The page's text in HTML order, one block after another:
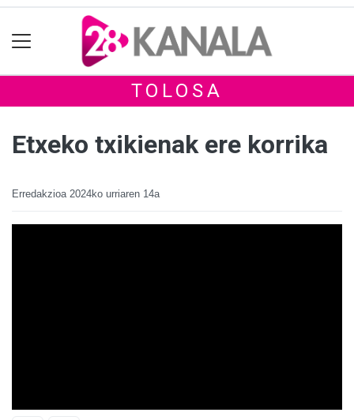
TOLOSA
Etxeko txikienak ere korrika
Erredakzioa 2024ko urriaren 14a